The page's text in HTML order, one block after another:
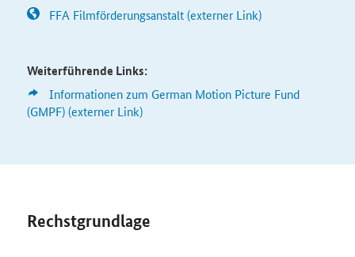
FFA Filmförderungsanstalt (externer Link)
Weiterführende Links:
Informationen zum German Motion Picture Fund
(GMPF) (externer Link)
Rechstgrundlage